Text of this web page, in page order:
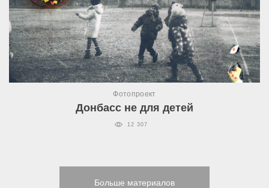
Фотопроект
Донбасс не для детей
12 307
Больше материалов